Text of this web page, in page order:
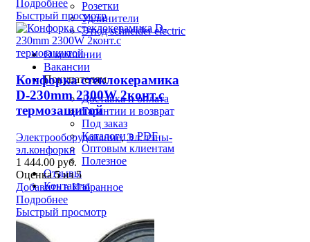
Розетки
Удлинители
Этюд schneider electric
О компании
Вакансии
Покупателям
Доставка и оплата
Гарантии и возврат
Под заказ
Каталоги в PDF
Оптовым клиентам
Полезное
Отзывы
Контакты
8 (3842) 21-14-47
Поможем с выбором
Подробнее
Быстрый просмотр
Конфорка стеклокерамика
D-230mm 2300W 2конт.с
термозащитой
Электрооборудование,Эл. тэны-
эл.конфорки
1 444.00 руб.
Оценка5из 5
Добавить в Избранное
Подробнее
Быстрый просмотр